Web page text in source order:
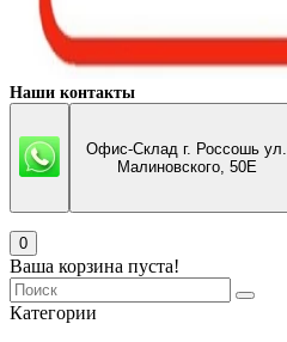
Наши контакты
Офис-Склад г. Россошь ул.
Малиновского, 50Е
0
Ваша корзина пуста!
Категории